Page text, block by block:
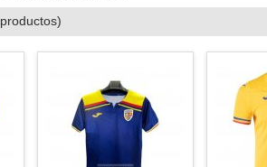
productos)